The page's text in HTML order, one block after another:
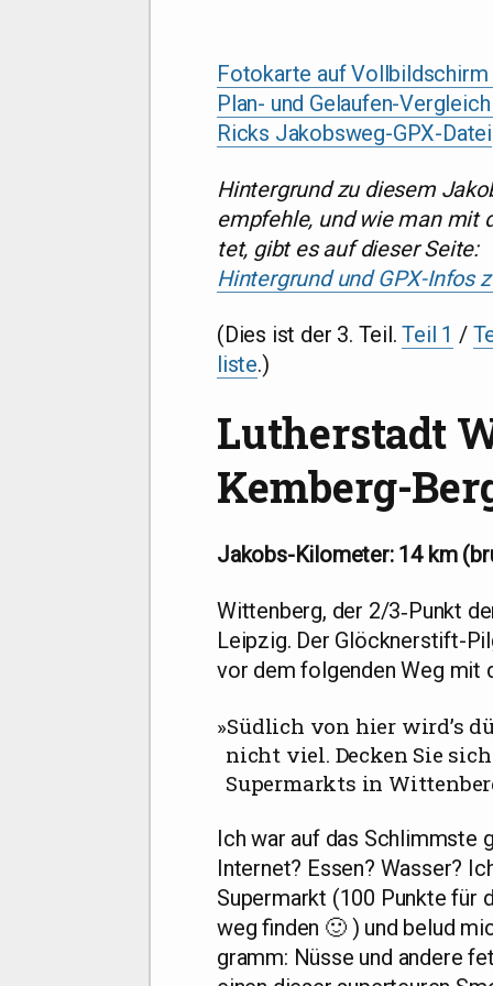
Foto­kar­te auf Voll­bild­schirm
Plan- und Gelau­fen-
Ricks Jakobs­weg-GPX-Datei
Hin­ter­grund zu die­sem
emp­feh­le, und wie man mit
tet, gibt es auf die­ser Sei­te:
Hin­ter­grund und GPX-Infos
(Dies ist der 3. Teil.Teil 1 /​
lis­te.)
Lutherstadt
Kemberg-
Jakobs-Kilo­me­ter: 14 km
Wit­ten­berg, der 2/​3‑Punkt
Leip­zig. Der Glöck­ner­stift-
vor dem fol­gen­den Weg mit
»Süd­lich von hier wird’s
nicht viel. Decken Sie
Super­markts in
Ich war auf das Schlimms­te
Inter­net? Essen? Was­ser?
Super­markt (100 Punk­te für
weg fin­den 🙂 ) und belud
gramm: Nüs­se und ande­re